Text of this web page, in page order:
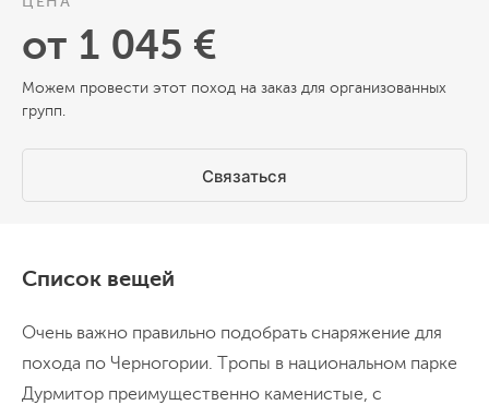
День 7
зелена
.
День 8
кравица
от 1 045 €
Можем провести этот поход на заказ для организованных
групп.
Связаться
Список вещей
Очень важно правильно подобрать снаряжение для
похода по Черногории. Тропы в национальном парке
Дурмитор преимущественно каменистые, с